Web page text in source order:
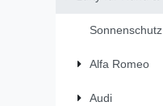
Sonnenschutz
Alfa Romeo
Audi